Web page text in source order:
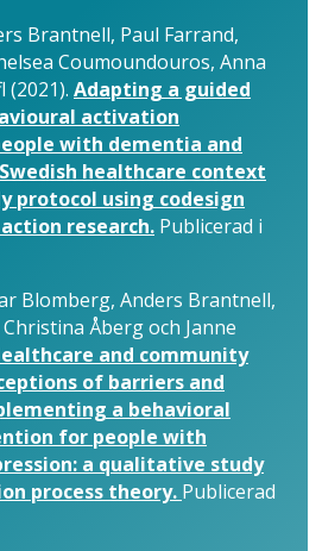
Brantnell, Paul Farrand,
Coumoundouros, Anna
(2021). Adapting a guided
activation
with dementia and
healthcare context
protocol using codesign
research. Publicerad i
Blomberg, Anders Brantnell,
Åberg och Janne
and community
of barriers and
a behavioral
for people with
a qualitative study
process theory. Publicerad